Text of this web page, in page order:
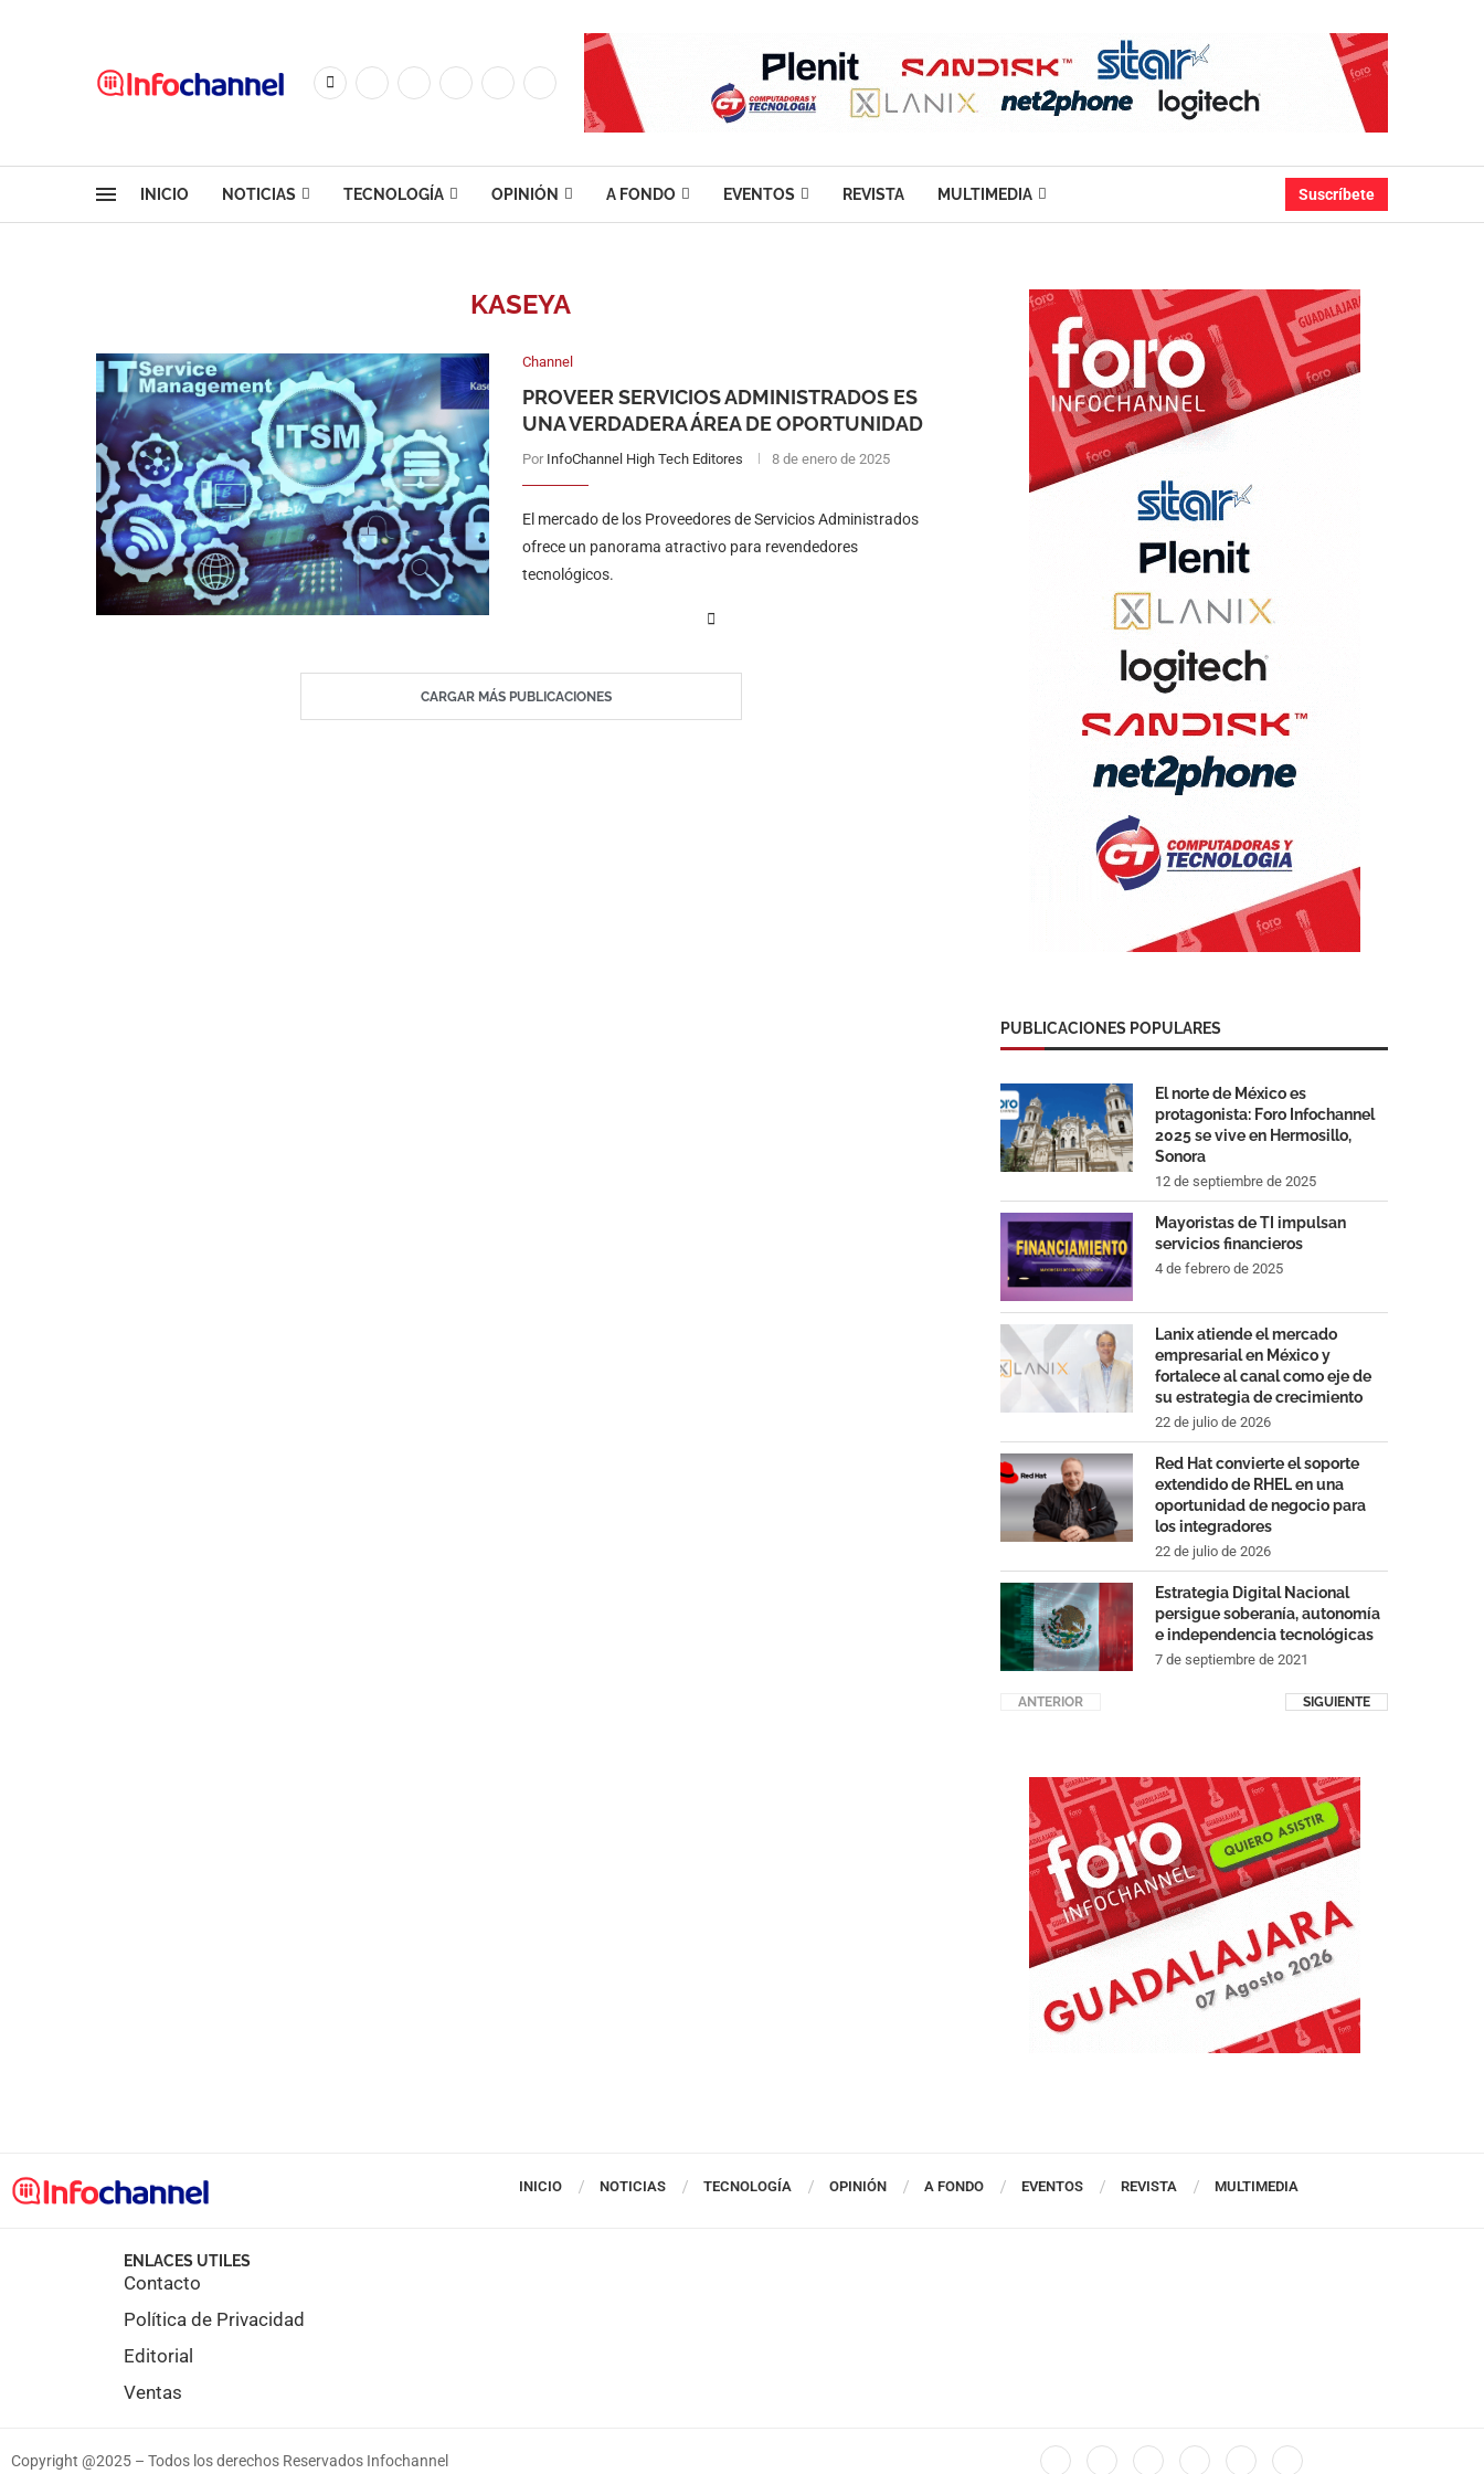
INICIO NOTICIAS TECNOLOGÍA OPINIÓN A FONDO EVENTOS REVISTA MULTIMEDIA Suscríbete
KASEYA
Channel
PROVEER SERVICIOS ADMINISTRADOS ES
UNA VERDADERA ÁREA DE OPORTUNIDAD
Por InfoChannel High Tech Editores 8 de enero de 2025
El mercado de los Proveedores de Servicios Administrados
ofrece un panorama atractivo para revendedores
tecnológicos.
CARGAR MÁS PUBLICACIONES
PUBLICACIONES POPULARES
El norte de México es
protagonista: Foro Infochannel
2025 se vive en Hermosillo,
Sonora
12 de septiembre de 2025
Mayoristas de TI impulsan
servicios financieros
4 de febrero de 2025
Lanix atiende el mercado
empresarial en México y
fortalece al canal como eje de
su estrategia de crecimiento
22 de julio de 2026
Red Hat convierte el soporte
extendido de RHEL en una
oportunidad de negocio para
los integradores
22 de julio de 2026
Estrategia Digital Nacional
persigue soberanía, autonomía
e independencia tecnológicas
7 de septiembre de 2021
ANTERIOR SIGUIENTE
INICIO NOTICIAS TECNOLOGÍA OPINIÓN A FONDO EVENTOS REVISTA MULTIMEDIA
ENLACES UTILES
Contacto
Política de Privacidad
Editorial
Ventas
Copyright @2025 – Todos los derechos Reservados Infochannel